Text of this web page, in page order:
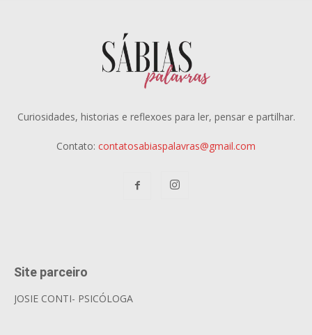
Curiosidades, historias e reflexoes para ler, pensar e partilhar.
Contato: contatosabiaspalavras@gmail.com
Site parceiro
JOSIE CONTI- PSICÓLOGA